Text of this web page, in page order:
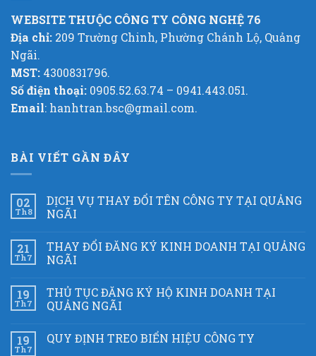
WEBSITE THUỘC CÔNG TY CÔNG NGHỆ 76
Địa chỉ: 209 Trường Chinh, Phường Chánh Lộ, Quảng
Ngãi.
MST: 4300831796.
Số điện thoại: 0905.52.63.74 – 0941.443.051.
Email: hanhtran.bsc@gmail.com.
BÀI VIẾT GẦN ĐÂY
02
Th8
DỊCH VỤ THAY ĐỔI TÊN CÔNG TY TẠI QUẢNG
NGÃI
21
Th7
THAY ĐỔI ĐĂNG KÝ KINH DOANH TẠI QUẢNG
NGÃI
19
Th7
THỦ TỤC ĐĂNG KÝ HỘ KINH DOANH TẠI
QUẢNG NGÃI
19
Th7
QUY ĐỊNH TREO BIỂN HIỆU CÔNG TY